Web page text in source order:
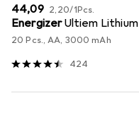
EUR
44,09 EUR
2,20/1Pcs.
EnergizerUltiem Lithium
20 Pcs., AA, 3000 mAh
424